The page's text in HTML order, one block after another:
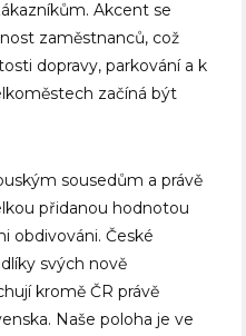
Akcent se
zaměstnanců, což
dopravy, parkování a k
začíná být
sousedům a právě
přidanou hodnotou
obdivováni. České
svých nově
kromě ČR právě
Naše poloha je ve